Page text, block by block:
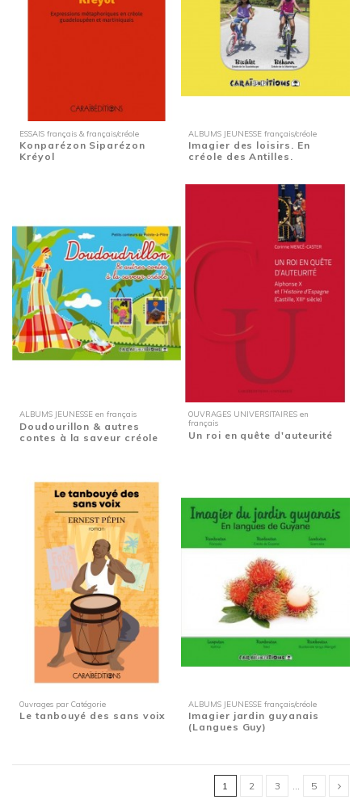
ESSAIS français & français/créole
Konparézon Siparézon
Kréyol
ALBUMS JEUNESSE français/créole
Imagier des loisirs. En
créole des Antilles.
ALBUMS JEUNESSE en français
Doudourillon & autres
contes à la saveur créole
OUVRAGES UNIVERSITAIRES en
français
Un roi en quête d'auteurité
Ouvrages par Catégorie
Le tanbouyé des sans voix
ALBUMS JEUNESSE français/créole
Imagier jardin guyanais
(Langues Guy)
1 2 3 5